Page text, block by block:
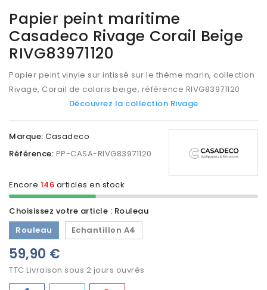
Papier peint maritime
Casadeco Rivage Corail Beige
RIVG83971120
Papier peint vinyle sur intissé sur le thème marin, collection
Rivage, Corail de coloris beige, référence RIVG83971120
Découvrez la collection Rivage
Marque: Casadeco
Référence: PP-CASA-RIVG83971120
Encore 146 articles en stock
Choisissez votre article : Rouleau
Rouleau
Echantillon A4
59,90 €
TTC Livraison sous 2 jours ouvrés